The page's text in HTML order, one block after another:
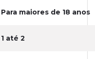
Para maiores de 18 anos
1 até 2